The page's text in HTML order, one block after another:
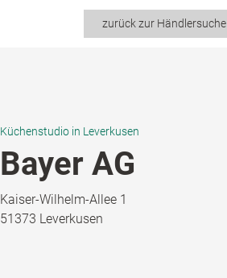
zurück zur Händlersuche
Küchenstudio in Leverkusen
Bayer AG
Kaiser-Wilhelm-Allee 1
51373 Leverkusen